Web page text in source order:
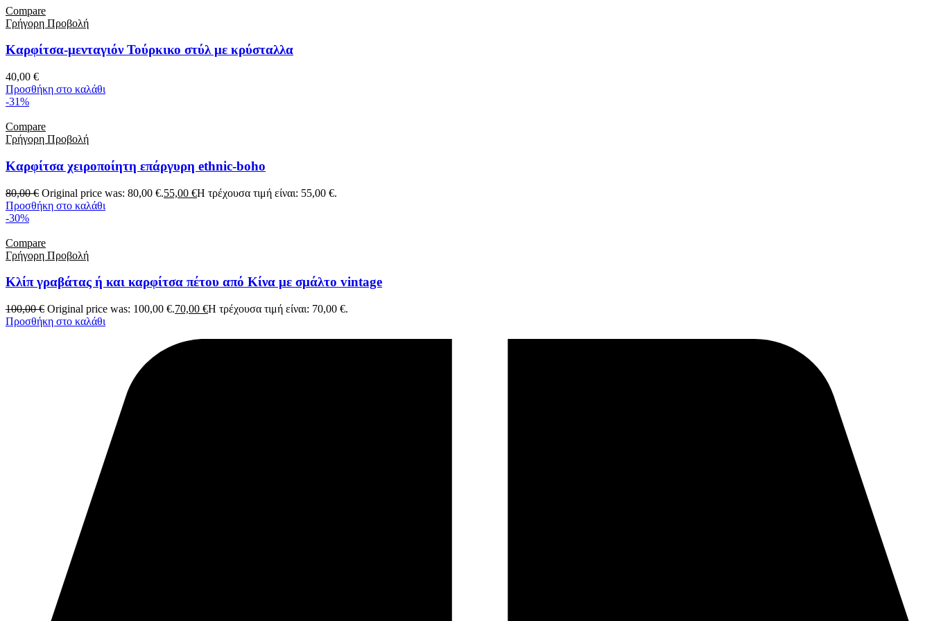
Compare
Γρήγορη Προβολή
Καρφίτσα-μενταγιόν Τούρκικο στύλ με κρύσταλλα
40,00 €
Προσθήκη στο καλάθι
-31%
Compare
Γρήγορη Προβολή
Καρφίτσα χειροποίητη επάργυρη ethnic-boho
80,00€ Original price was: 80,00 €.55,00 €Η τρέχουσα τιμή είναι: 55,00 €.
Προσθήκη στο καλάθι
-30%
Compare
Γρήγορη Προβολή
Κλίπ γραβάτας ή και καρφίτσα πέτου από Κίνα με σμάλτο vintage
100,00€ Original price was: 100,00 €.70,00 €Η τρέχουσα τιμή είναι: 70,00 €.
Προσθήκη στο καλάθι